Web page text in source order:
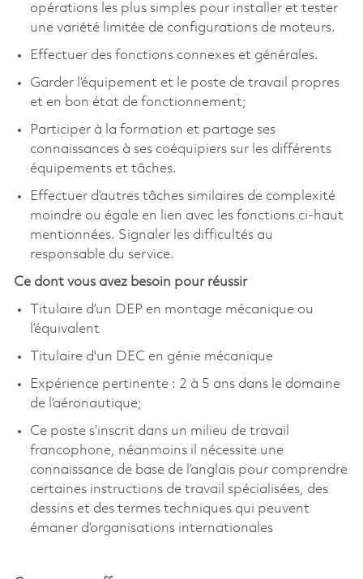
opérations les plus simples pour installer et tester
une variété limitée de configurations de moteurs.
Effectuer des fonctions connexes et générales.
Garder l’équipement et le poste de travail propres
et en bon état de fonctionnement;
Participer à la formation et partage ses
connaissances à ses coéquipiers sur les différents
équipements et tâches.
Effectuer d’autres tâches similaires de complexité
moindre ou égale en lien avec les fonctions ci-haut
mentionnées. Signaler les difficultés au
responsable du service.
Ce dont vous avez besoin pour réussir
Titulaire d’un DEP en montage mécanique ou
l’équivalent
Titulaire d'un DEC en génie mécanique
Expérience pertinente : 2 à 5 ans dans le domaine
de l’aéronautique;
Ce poste s’inscrit dans un milieu de travail
francophone, néanmoins il nécessite une
connaissance de base de l’anglais pour comprendre
certaines instructions de travail spécialisées, des
dessins et des termes techniques qui peuvent
émaner d’organisations internationales